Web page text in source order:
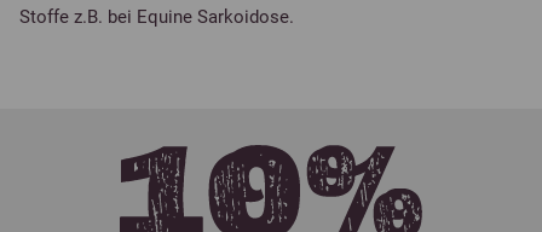
Stoffe z.B. bei Equine Sarkoidose.